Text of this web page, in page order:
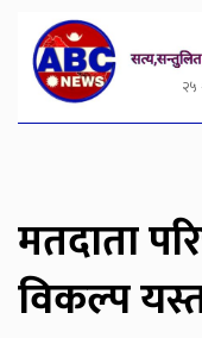
२५
मतदाता
विकल्प